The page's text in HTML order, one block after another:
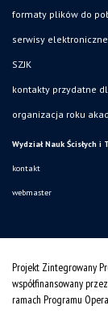
formaty plików do
serwisy
SZJK
kontakty przydatne
organizacja roku
Wydział Nauk Ścisłych i
kontakt
webmaster
Projekt Zintegrowany
współfinansowany
ramach Programu